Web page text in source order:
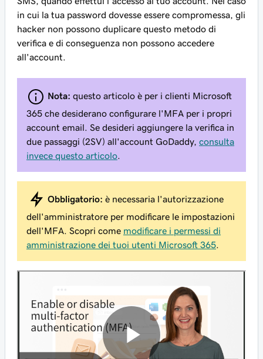
in cui la tua password dovesse essere compromessa, gli
hacker non possono duplicare questo metodo di
verifica e di conseguenza non possono accedere
all'account.
Nota: questo articolo è per i clienti Microsoft
365 che desiderano configurare l'MFA per i propri
account email. Se desideri aggiungere la verifica in
due passaggi (2SV) all'account GoDaddy, consulta
invece questo articolo
Obbligatorio: è necessaria l'autorizzazione
dell'amministratore per modificare le impostazioni
dell'MFA. Scopri come modificare i permessi di
amministrazione dei tuoi utenti Microsoft 365